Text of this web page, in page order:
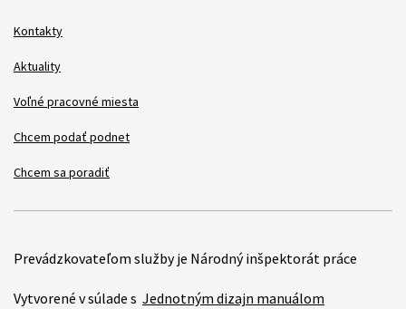
Kontakty
Aktuality
Voľné pracovné miesta
Chcem podať podnet
Chcem sa poradiť
Prevádzkovateľom služby je Národný inšpektorát práce
Vytvorené v súlade s Jednotným dizajn manuálom